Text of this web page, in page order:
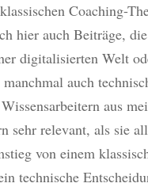
Coaching-
hier auch Beiträge,
digitalisierten Welt
auch
aus
sehr relevant, als sie
von einem
technische